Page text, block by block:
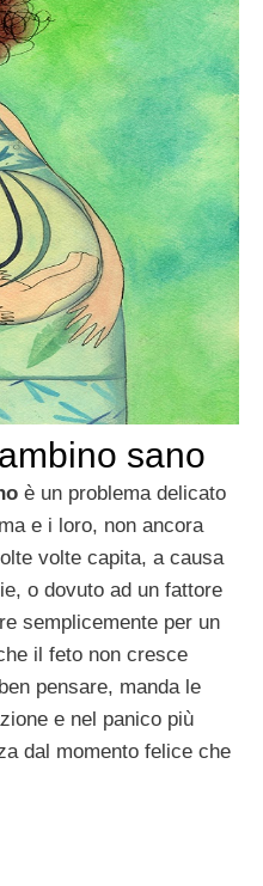
sano
è un problema delicato
e i loro, non ancora
volte capita, a causa
o dovuto ad un fattore
semplicemente per un
il feto non cresce
pensare, manda le
e nel panico più
dal momento felice che